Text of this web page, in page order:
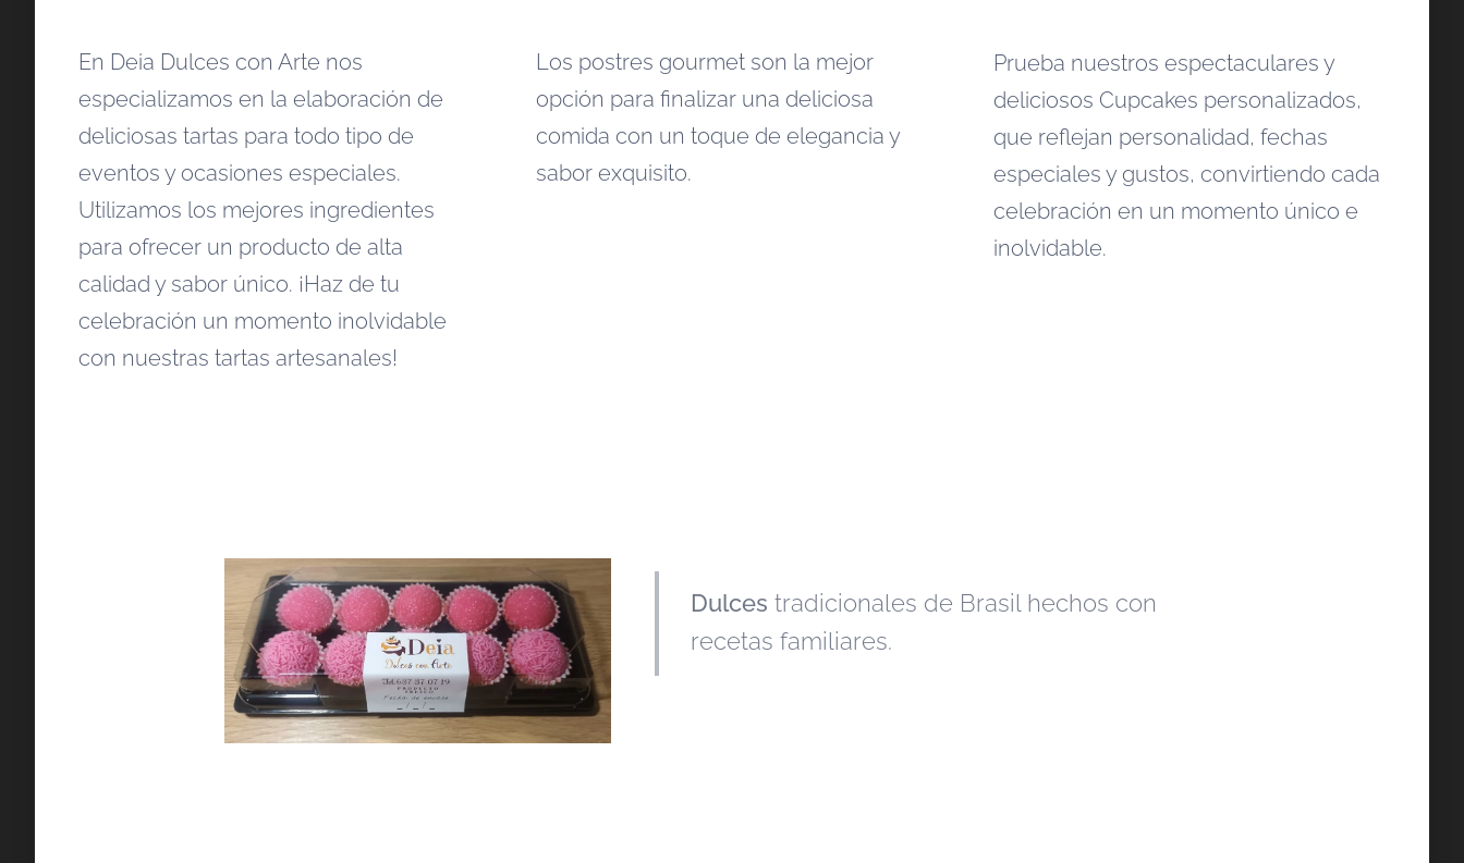
En Deia Dulces con Arte nos
especializamos en la elaboración de
deliciosas tartas para todo tipo de
eventos y ocasiones especiales.
Utilizamos los mejores ingredientes
para ofrecer un producto de alta
calidad y sabor único. ¡Haz de tu
celebración un momento inolvidable
con nuestras tartas artesanales!
Los postres gourmet son la mejor
opción para finalizar una deliciosa
comida con un toque de elegancia y
sabor exquisito.
Prueba nuestros espectaculares y
deliciosos Cupcakes personalizados,
que reflejan personalidad, fechas
especiales y gustos, convirtiendo cada
celebración en un momento único e
inolvidable.
Dulces tradicionales de Brasil hechos con
recetas familiares.